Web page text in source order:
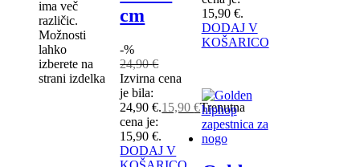
ima več
različic.
Možnosti
lahko
izberete na
strani izdelka
cm
-%
24,90€
Izvirna cena
je bila:
24,90 €.15,90€Trenutna
cena je:
15,90 €.
DODAJ V
15,90 €.
DODAJ V
KOŠARICO